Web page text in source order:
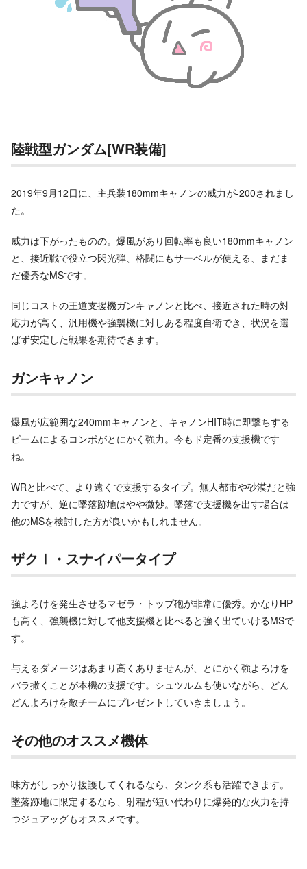
陸戦型ガンダム[WR装備]
2019年9月12日に、主兵装180mmキャノンの威力が-200されまし
た。
威力は下がったものの。爆風があり回転率も良い180mmキャノン
と、接近戦で役立つ閃光弾、格闘にもサーベルが使える、まだま
だ優秀なMSです。
同じコストの王道支援機ガンキャノンと比べ、接近された時の対
応力が高く、汎用機や強襲機に対しある程度自衛でき、状況を選
ばず安定した戦果を期待できます。
ガンキャノン
爆風が広範囲な240mmキャノンと、キャノンHIT時に即撃ちする
ビームによるコンボがとにかく強力。今もド定番の支援機です
ね。
WRと比べて、より遠くで支援するタイプ。無人都市や砂漠だと強
力ですが、逆に墜落跡地はやや微妙。墜落で支援機を出す場合は
他のMSを検討した方が良いかもしれません。
ザクⅠ・スナイパータイプ
強よろけを発生させるマゼラ・トップ砲が非常に優秀。かなりHP
も高く、強襲機に対して他支援機と比べると強く出ていけるMSで
す。
与えるダメージはあまり高くありませんが、とにかく強よろけを
バラ撒くことが本機の支援です。シュツルムも使いながら、どん
どんよろけを敵チームにプレゼントしていきましょう。
その他のオススメ機体
味方がしっかり援護してくれるなら、タンク系も活躍できます。
墜落跡地に限定するなら、射程が短い代わりに爆発的な火力を持
つジュアッグもオススメです。